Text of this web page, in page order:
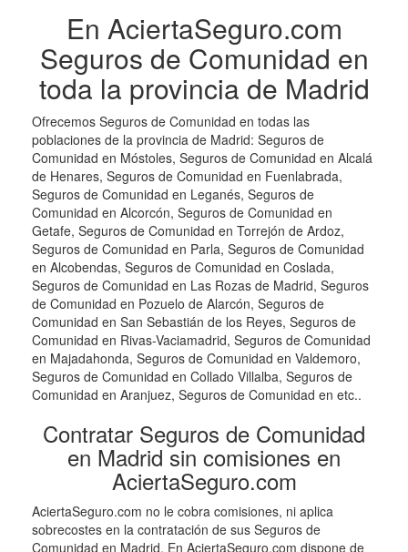
En AciertaSeguro.com
Seguros de Comunidad en
toda la provincia de Madrid
Ofrecemos Seguros de Comunidad en todas las
poblaciones de la provincia de Madrid: Seguros de
Comunidad en Móstoles, Seguros de Comunidad en Alcalá
de Henares, Seguros de Comunidad en Fuenlabrada,
Seguros de Comunidad en Leganés, Seguros de
Comunidad en Alcorcón, Seguros de Comunidad en
Getafe, Seguros de Comunidad en Torrejón de Ardoz,
Seguros de Comunidad en Parla, Seguros de Comunidad
en Alcobendas, Seguros de Comunidad en Coslada,
Seguros de Comunidad en Las Rozas de Madrid, Seguros
de Comunidad en Pozuelo de Alarcón, Seguros de
Comunidad en San Sebastián de los Reyes, Seguros de
Comunidad en Rivas-Vaciamadrid, Seguros de Comunidad
en Majadahonda, Seguros de Comunidad en Valdemoro,
Seguros de Comunidad en Collado Villalba, Seguros de
Comunidad en Aranjuez, Seguros de Comunidad en etc..
Contratar Seguros de Comunidad
en Madrid sin comisiones en
AciertaSeguro.com
AciertaSeguro.com no le cobra comisiones, ni aplica
sobrecostes en la contratación de sus Seguros de
Comunidad en Madrid. En AciertaSeguro.com dispone de